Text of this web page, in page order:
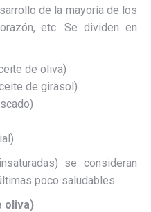
de la mayoría de los
etc. Se dividen en
de oliva)
de girasol)
se consideran
poco saludables.
oliva)